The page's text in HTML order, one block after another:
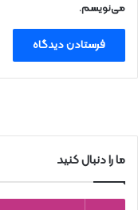
می‌نویسم.
ما را دنبال کنید